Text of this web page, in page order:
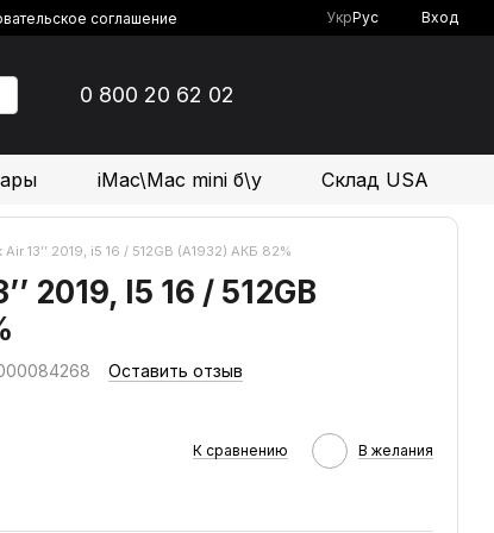
соглашение
УкрРус Вход
0 800 20 62 02
iMac\Mac mini б\у Склад USA
13’’ 2019, i5 16 / 512GB (A1932) АКБ 82%
2019, I5 16 / 512GB
Оставить отзыв
К сравнению В желания